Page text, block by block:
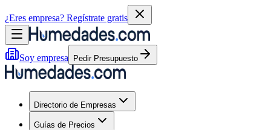
¿Eres empresa? Regístrate gratis
Soy empresa Pedir Presupuesto
Directorio de Empresas
Guías de Precios